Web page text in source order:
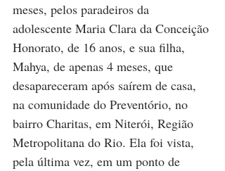
meses, pelos paradeiros da
adolescente Maria Clara da Conceição
Honorato, de 16 anos, e sua filha,
Mahya, de apenas 4 meses, que
desapareceram após saírem de casa,
na comunidade do Preventório, no
bairro Charitas, em Niterói, Região
Metropolitana do Rio. Ela foi vista,
pela última vez, em um ponto de